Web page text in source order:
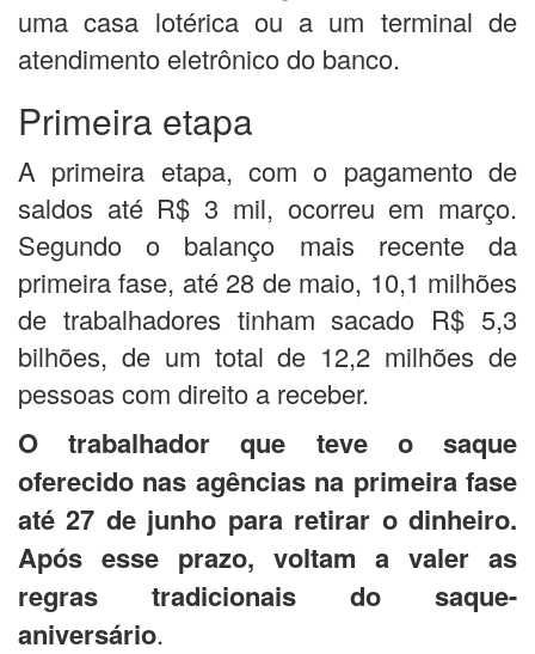
uma casa lotérica ou a um terminal de
atendimento eletrônico do banco.
Primeira etapa
A primeira etapa, com o pagamento de
saldos até R$ 3 mil, ocorreu em março.
Segundo o balanço mais recente da
primeira fase, até 28 de maio, 10,1 milhões
de trabalhadores tinham sacado R$ 5,3
bilhões, de um total de 12,2 milhões de
pessoas com direito a receber.
O trabalhador que teve o saque
oferecido nas agências na primeira fase
até 27 de junho para retirar o dinheiro.
Após esse prazo, voltam a valer as
regras tradicionais do saque-
aniversário.